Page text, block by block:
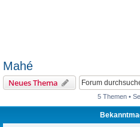
Mahé
Neues Thema
5 Themen •